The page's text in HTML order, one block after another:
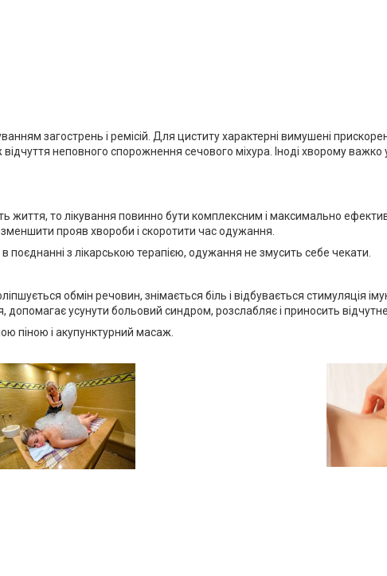
загострень і ремісій. Для циститу характерні вимушені
неповного спорожнення сечового міхура. Іноді хворому важко
життя, то лікування повинно бути комплексним і максимально
прояв хвороби і скоротити час одужання.
з лікарською терапією, одужання не змусить себе чекати.
обмін речовин, знімається біль і відбувається стимуляція
усунути больовий синдром, розслабляє і приносить
піною і акупунктурний масаж.